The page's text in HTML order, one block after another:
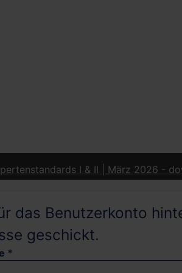
I & II | März 2026 - downloaden
das Benutzerkonto
geschickt.
*